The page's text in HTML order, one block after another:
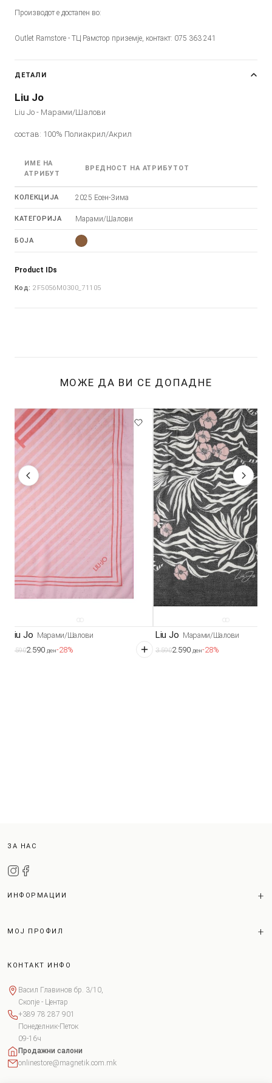
Производот е достапен во:
Outlet Ramstore - ТЦ Рамстор приземје, контакт: 075 363 241
ДЕТАЛИ
Liu Jo
Liu Jo - Марами/Шалови
состав: 100% Полиакрил/Акрил
ИМЕ НА
АТРИБУТ
ВРЕДНОСТ НА АТРИБУТОТ
КОЛЕКЦИЈА 2025 Есен-Зима
КАТЕГОРИЈА Марами/Шалови
БОЈА
Product IDs
Код: 2F5056M0300_71105
МОЖЕ ДА ВИ СЕ ДОПАДНЕ
Liu Jo Марами/Шалови
3.5902.590 ден-28%
Liu Jo Марами/Шалови
3.5902.590 ден-28%
ЗА НАС
ИНФОРМАЦИИ
МОЈ ПРОФИЛ
КОНТАКТ ИНФО
Васил Главинов бр. 3/10,
Скопје - Центар
+389 78 287 901
Понеделник-Петок
09-16ч
Продажни салони
onlinestore@magnetik.com.mk